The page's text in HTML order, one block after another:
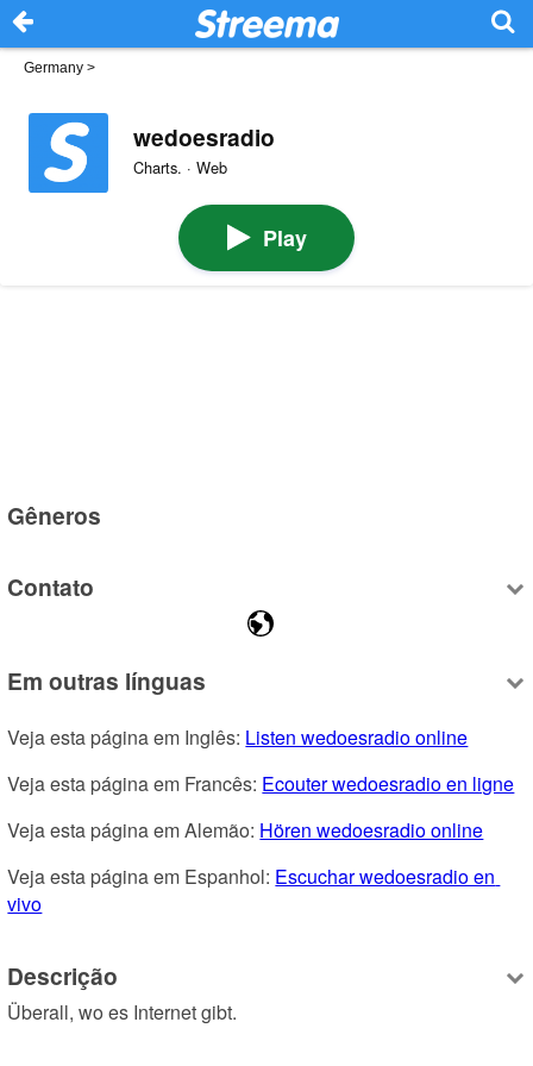
Germany >
wedoesradio
Charts. · Web
Play
Gêneros
Contato
Em outras línguas
Veja esta página em Inglês: Listen wedoesradio online
Veja esta página em Francês: Ecouter wedoesradio en ligne
Veja esta página em Alemão: Hören wedoesradio online
Veja esta página em Espanhol: Escuchar wedoesradio en
vivo
Descrição
Überall, wo es Internet gibt.